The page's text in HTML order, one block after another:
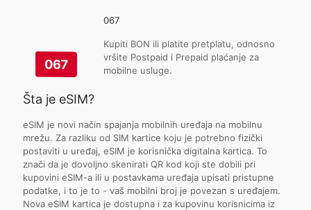
067
Kupiti BON ili platite pretplatu, odnosno
vršite Postpaid i Prepaid plaćanje za
mobilne usluge.
Šta je eSIM?
eSIM je novi način spajanja mobilnih uređaja na mobilnu
mrežu. Za razliku od SIM kartice koju je potrebno fizički
postaviti u uređaj, eSIM je korisnička digitalna kartica. To
znači da je dovoljno skenirati QR kod koji ste dobili pri
kupovini eSIM-a ili u postavkama uređaja upisati pristupne
podatke, i to je to - vaš mobilni broj je povezan s uređajem.
Nova eSIM kartica je dostupna i za kupovinu korisnicima iz